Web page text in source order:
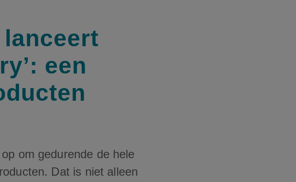
een
om gedurende de hele
Dat is niet alleen